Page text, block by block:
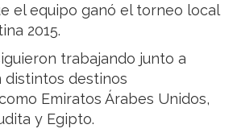
el equipo ganó el torneo local
2015.
trabajando junto a
distintos destinos
Emiratos Árabes Unidos,
y Egipto.